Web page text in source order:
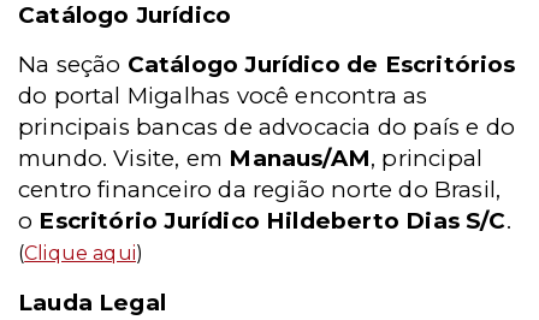
Catálogo Jurídico
Na seção Catálogo Jurídico de Escritórios
do portal Migalhas você encontra as
principais bancas de advocacia do país e do
mundo. Visite, em Manaus/AM, principal
centro financeiro da região norte do Brasil,
o Escritório Jurídico Hildeberto Dias S/C.
(Clique aqui)
Lauda Legal